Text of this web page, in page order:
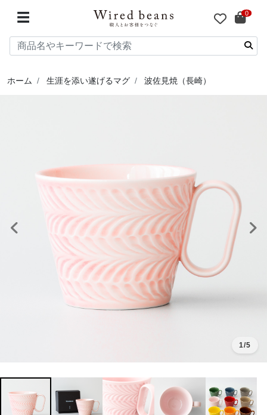
☰ 0
ホーム 生涯を添い遂げるマグ 波佐見焼（長崎）
前へ
1/5